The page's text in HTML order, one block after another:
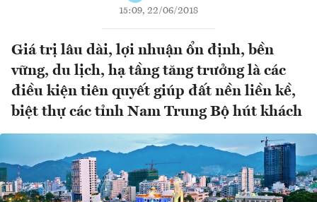
15:09, 22/06/2018
Giá trị lâu dài, lợi nhuận ổn định, bền
vững, du lịch, hạ tầng tăng trưởng là các
điều kiện tiên quyết giúp đất nền liền kề,
biệt thự các tỉnh Nam Trung Bộ hút khách